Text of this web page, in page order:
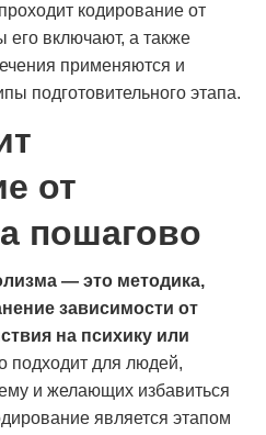
кодирование от
его включают, а также
применяются и
подготовительного этапа.
от
пошагово
— это методика,
зависимости от
на психику или
подходит для людей,
и желающих избавиться
является этапом